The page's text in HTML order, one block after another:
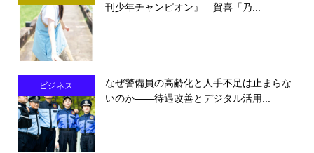
刊少年チャンピオン』 賀喜「乃...
ビジネス
なぜ警備員の高齢化と人手不足は止まらな
いのか――待遇改善とデジタル活用...